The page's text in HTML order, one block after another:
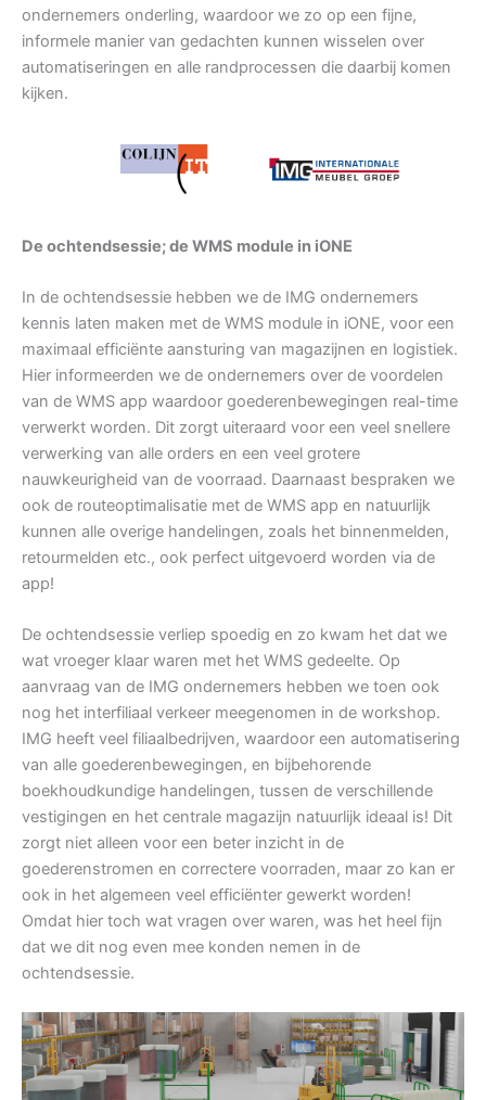
ondernemers onderling, waardoor we zo op een fijne,
informele manier van gedachten kunnen wisselen over
automatiseringen en alle randprocessen die daarbij komen
kijken.
De ochtendsessie; de WMS module in iONE
In de ochtendsessie hebben we de IMG ondernemers
kennis laten maken met de WMS module in iONE, voor een
maximaal efficiënte aansturing van magazijnen en logistiek.
Hier informeerden we de ondernemers over de voordelen
van de WMS app waardoor goederenbewegingen real-time
verwerkt worden. Dit zorgt uiteraard voor een veel snellere
verwerking van alle orders en een veel grotere
nauwkeurigheid van de voorraad. Daarnaast bespraken we
ook de routeoptimalisatie met de WMS app en natuurlijk
kunnen alle overige handelingen, zoals het binnenmelden,
retourmelden etc., ook perfect uitgevoerd worden via de
app!
De ochtendsessie verliep spoedig en zo kwam het dat we
wat vroeger klaar waren met het WMS gedeelte. Op
aanvraag van de IMG ondernemers hebben we toen ook
nog het interfiliaal verkeer meegenomen in de workshop.
IMG heeft veel filiaalbedrijven, waardoor een automatisering
van alle goederenbewegingen, en bijbehorende
boekhoudkundige handelingen, tussen de verschillende
vestigingen en het centrale magazijn natuurlijk ideaal is! Dit
zorgt niet alleen voor een beter inzicht in de
goederenstromen en correctere voorraden, maar zo kan er
ook in het algemeen veel efficiënter gewerkt worden!
Omdat hier toch wat vragen over waren, was het heel fijn
dat we dit nog even mee konden nemen in de
ochtendsessie.